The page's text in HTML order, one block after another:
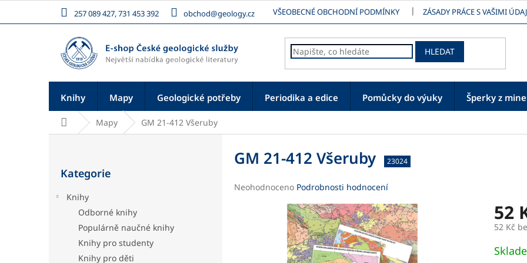
obsah
257 089 427, 731 453 392 obchod@geology.cz VŠEOBECNÉ OBCHODNÍ PODMÍNKY ZÁSADY PRÁCE S VAŠIMI
HLEDAT
Knihy Mapy Geologické potřeby Periodika a edice Pomůcky do výuky Šperky z
Domů Mapy GM 21-412 Všeruby
kategorie
Kategorie
Knihy
Odborné knihy
Populárně naučné knihy
Knihy pro studenty
Knihy pro děti
GM 21-412 Všeruby 23024
Průměrné
Neohodnoceno Podrobnosti hodnocení
52
52 Kč
cena: